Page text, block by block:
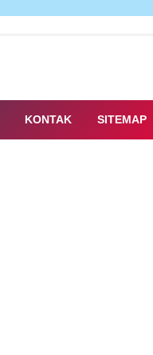
KONTAK SITEMAP